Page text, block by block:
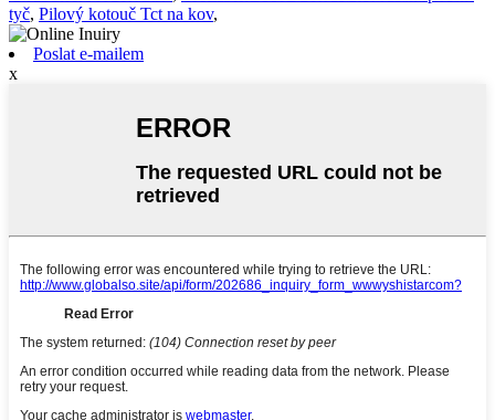
tyč, Pilový kotouč Tct na kov,
Poslat e-mailem
x